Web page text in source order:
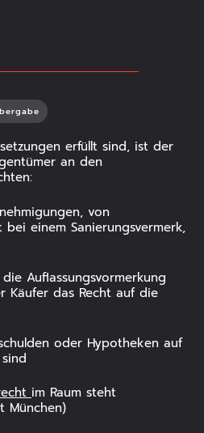
erfüllt sind, ist der
an den
von
einem Sanierungsvermerk,
Käufer das Recht auf die
oder Hypotheken auf
im Raum steht
München)